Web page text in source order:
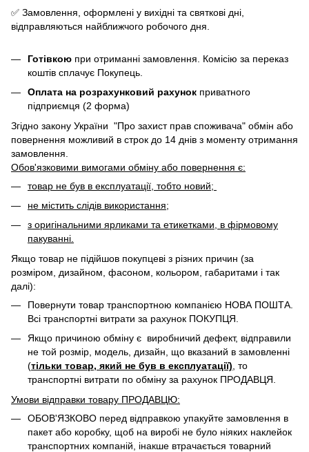
✅ Замовлення, оформлені у вихідні та святкові дні,
відправляються найближчого робочого дня.
Готівкою при отриманні замовлення. Комісію за переказ
коштів сплачує Покупець.
Оплата на розрахунковий рахунок приватного
підприємця (2 форма)
Згідно закону України "Про захист прав споживача" обмін або
повернення можливий в строк до 14 днів з моменту отримання
замовлення.
Обов'язковими вимогами обміну або повернення є:
товар не був в експлуатації, тобто новий;
не містить слідів використання;
з оригінальними ярликами та етикетками, в фірмовому
пакуванні.
Якщо товар не підійшов покупцеві з різних причин (за
розміром, дизайном, фасоном, кольором, габаритами і так
далі):
Повернути товар транспортною компанією НОВА ПОШТА.
Всі транспортні витрати за рахунок ПОКУПЦЯ.
Якщо причиною обміну є виробничий дефект, відправили
не той розмір, модель, дизайн, що вказаний в замовленні
(тільки товар, який не був в експлуатації) , то
транспортні витрати по обміну за рахунок ПРОДАВЦЯ. ​
Умови відправки товару ПРОДАВЦЮ:
ОБОВ'ЯЗКОВО перед відправкою упакуйте замовлення в
пакет або коробку, щоб на виробі не було ніяких наклейок
транспортних компаній, інакше втрачається товарний